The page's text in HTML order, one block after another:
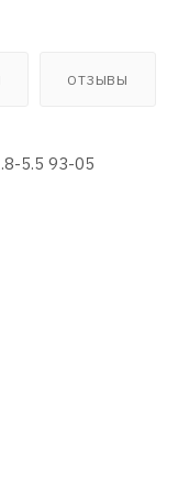
ОТЗЫВЫ
5.5 93-05